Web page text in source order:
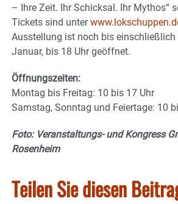
– Ihre Zeit. Ihr Schicksal. Ihr Mythos“
Tickets sind unter
Ausstellung ist noch bis einschließlich
Januar, bis 18 Uhr geöffnet.
Öffnungszeiten:
Montag bis Freitag: 10 bis 17 Uhr
Samstag, Sonntag und Feiertage: 10
Foto: Veranstaltungs- und Kongress
Rosenheim
Teilen Sie diesen